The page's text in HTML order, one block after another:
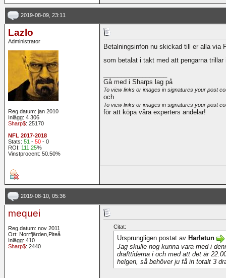
2019-08-09, 23:11
Lazlo
Administrator
Reg.datum: jan 2010
Inlägg: 4 306
Sharp$: 25170
NFL 2017-2018
Stats: 51 - 50 - 0
ROI: 111.25%
Vinstprocent: 50.50%
Betalningsinfon nu skickad till er alla via
som betalat i takt med att pengarna
Gå med i Sharps lag på
To view links or images in signatures your post
och
To view links or images in signatures your post
för att köpa våra experters andelar!
2019-08-10, 05:36
mequei
Reg.datum: nov 2011
Ort: Norrfjärden,Piteå
Inlägg: 410
Sharp$: 2440
Citat:
Ursprungligen postat av Harletun
Jag skulle nog kunna vara med i
drafttiderna i och med att det är
helgen, så behöver ju få in totalt 3